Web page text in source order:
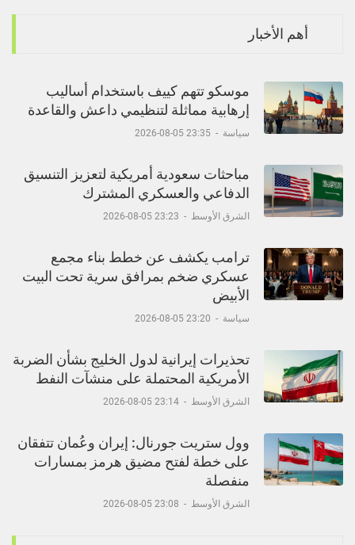
أهم الأخبار
موسكو تتهم كييف باستخدام أساليب
إرهابية مماثلة لتنظيمي داعش والقاعدة
سياسة -
23:35 05-08-2026
مباحثات سعودية أمريكية لتعزيز التنسيق
الدفاعي والعسكري المشترك
الشرق الأوسط -
23:23 05-08-2026
ترامب يكشف عن خطط بناء مجمع
عسكري ضخم بمرافق سرية تحت البيت
الأبيض
سياسة -
23:20 05-08-2026
تحذيرات إيرانية لدول الخليج بشأن الضربة
الأمريكية المحتملة على منشآت النفط
الشرق الأوسط -
23:14 05-08-2026
وول ستريت جورنال: إيران وعُمان تتفقان
على خطة لفتح مضيق هرمز بمسارات
منفصلة
الشرق الأوسط -
23:08 05-08-2026